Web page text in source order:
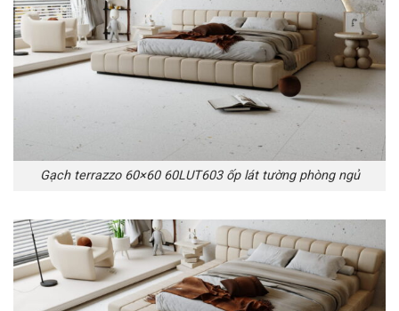
Gạch terrazzo 60×60 60LUT603 ốp lát tường phòng ngủ